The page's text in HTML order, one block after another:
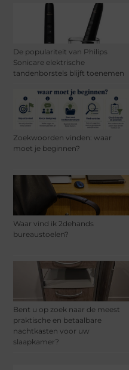
De populariteit van Philips
Sonicare elektrische
tandenborstels blijft toenemen
Zoekwoorden vinden: waar
moet je beginnen?
Waar vind ik 2dehands
bureaustoelen?
Bent u op zoek naar de meest
praktische en betaalbare
nachtkasten voor uw
slaapkamer?